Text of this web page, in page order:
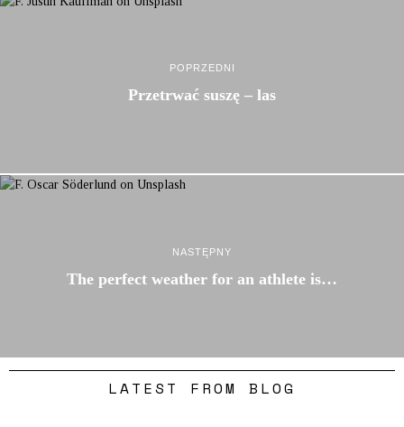
POPRZEDNI
Przetrwać suszę – las
NASTĘPNY
The perfect weather for an athlete is…
LATEST FROM BLOG